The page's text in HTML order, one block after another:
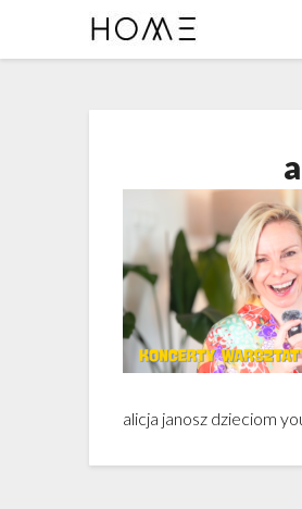
alicja janosz dzieciom